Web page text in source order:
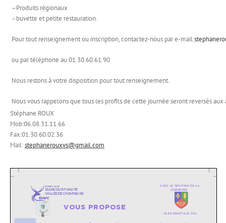
–Produits régionaux
–buvette et petite restauration.
Pour tout renseignement ou inscription, contactez-nous par e-mail
ou par téléphone au 01.30.60.61.90
Nous restons à votre disposition pour tout renseignement.
Nous vous rappelons que tous les profils de cette journée seront reversés
Stéphane ROUX
Mob:06.08.31.11.66
Fax:01.30.60.02.36
Mail:stephanerouxvs@gmail.com